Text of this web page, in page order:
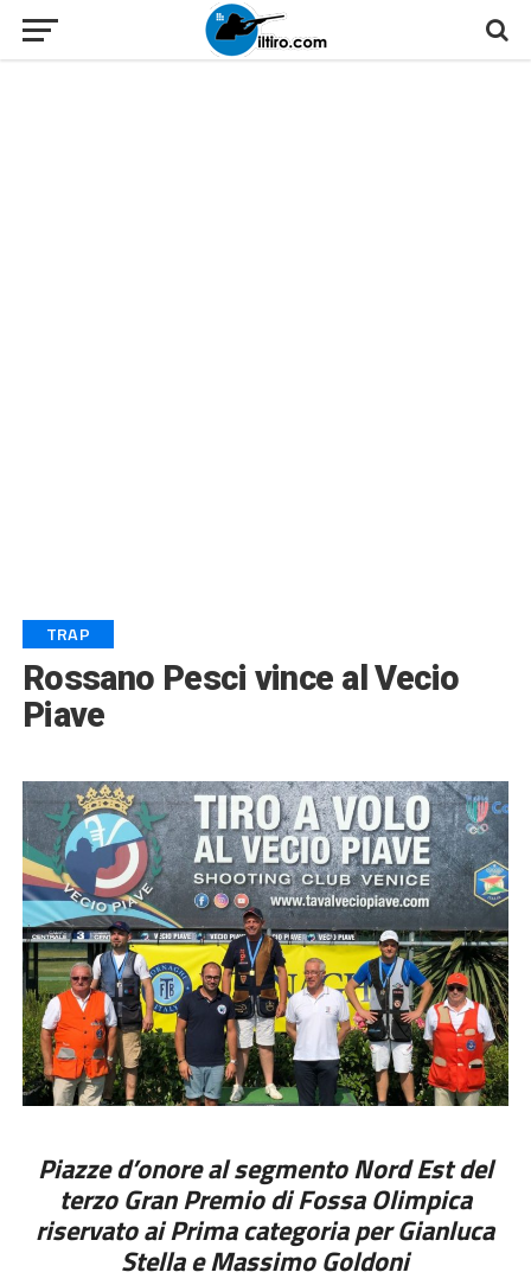
TRAP
Rossano Pesci vince al Vecio
Piave
Piazze d’onore al segmento Nord Est del
terzo Gran Premio di Fossa Olimpica
riservato ai Prima categoria per Gianluca
Stella e Massimo Goldoni